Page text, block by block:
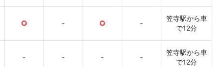
○ - ○ -
笠寺駅から車
で12分
- - - -
笠寺駅から車
で12分